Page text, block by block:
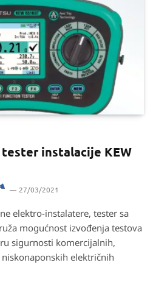
instalacije KEW
27/03/2021
elektro-instalatere, tester sa
mogućnost izvođenja testova
sigurnosti komercijalnih,
električnih